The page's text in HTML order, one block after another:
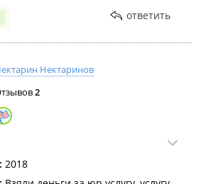
ответить
Нектаринов
2
2018